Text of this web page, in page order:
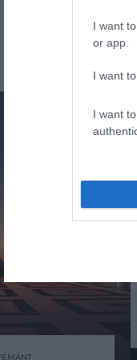
I want
or app.
I want
I want